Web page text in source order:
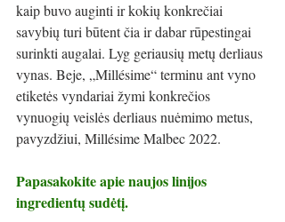
kaip buvo auginti ir kokių konkrečiai
savybių turi būtent čia ir dabar rūpestingai
surinkti augalai. Lyg geriausių metų derliaus
vynas. Beje, „Millésime“ terminu ant vyno
etiketės vyndariai žymi konkrečios
vynuogių veislės derliaus nuėmimo metus,
pavyzdžiui, Millésime Malbec 2022.
Papasakokite apie naujos linijos
ingredientų sudėtį.